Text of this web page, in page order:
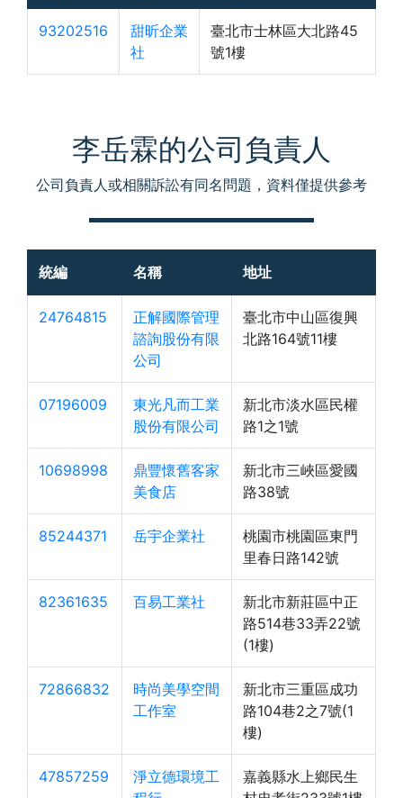
93202516
甜昕企業
社
臺北市士林區大北路45
號1樓
李岳霖的公司負責人
公司負責人或相關訴訟有同名問題，資料僅提供參考
統編 名稱 地址
24764815
正解國際管理
諮詢股份有限
公司
臺北市中山區復興
北路164號11樓
07196009
東光凡而工業
股份有限公司
新北市淡水區民權
路1之1號
10698998
鼎豐懷舊客家
美食店
新北市三峽區愛國
路38號
85244371 岳宇企業社
桃園市桃園區東門
里春日路142號
82361635 百易工業社
新北市新莊區中正
路514巷33弄22號
(1樓)
72866832
時尚美學空間
工作室
新北市三重區成功
路104巷2之7號(1
樓)
47857259
淨立德環境工
嘉義縣水上鄉民生